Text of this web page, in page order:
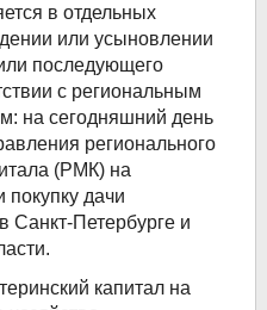
в отдельных
или усыновлении
последующего
с региональным
на сегодняшний день
регионального
(РМК) на
покупку дачи
Санкт-Петербурге и
капитал на